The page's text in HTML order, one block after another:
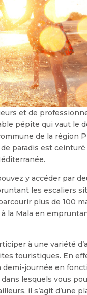
et de
pépite qui vaut le
de la région
paradis est
y accéder par
les escaliers
plus de 100
la Mala en
à une variété
touristiques. En
journée en
lesquels vous
il s’agit d’une